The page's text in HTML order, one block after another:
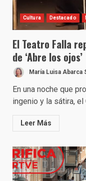
Cultura Destacado
El Teatro Falla
de ‘Abre los ojos’
María Luisa Abarca
En una noche que
ingenio y la sátira, el
Leer Más